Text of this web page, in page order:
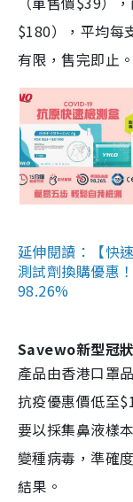
$180），平均每
有限，售完即止。
延伸閱讀：【快
測試劑換購優惠
98.26%
Savewo新型冠
產品由香港口罩
抗疫優惠價低至
要以採集鼻液樣
變種病毒，準確
結果。